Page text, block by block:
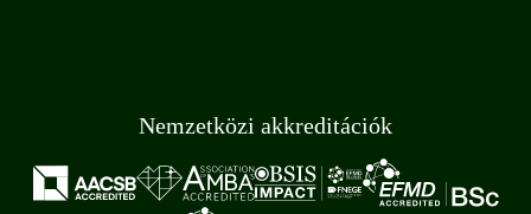
Nemzetközi akkreditációk